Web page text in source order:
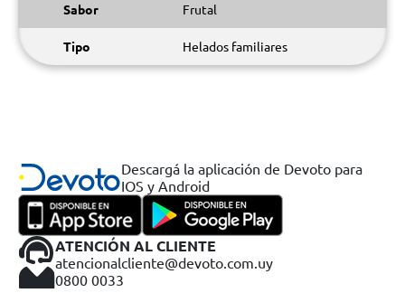
Sabor Frutal
Tipo Helados familiares
Descargá la aplicación de Devoto para
IOS y Android
ATENCIÓN AL CLIENTE
atencionalcliente@devoto.com.uy
0800 0033